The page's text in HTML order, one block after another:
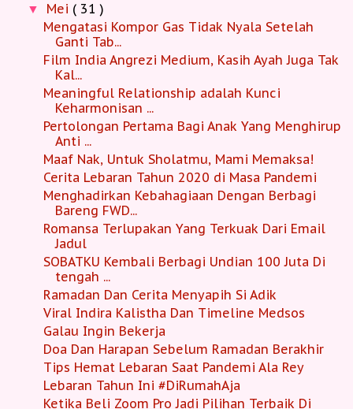
▼ Mei ( 31 )
Mengatasi Kompor Gas Tidak Nyala Setelah
Ganti Tab...
Film India Angrezi Medium, Kasih Ayah Juga Tak
Kal...
Meaningful Relationship adalah Kunci
Keharmonisan ...
Pertolongan Pertama Bagi Anak Yang Menghirup
Anti ...
Maaf Nak, Untuk Sholatmu, Mami Memaksa!
Cerita Lebaran Tahun 2020 di Masa Pandemi
Menghadirkan Kebahagiaan Dengan Berbagi
Bareng FWD...
Romansa Terlupakan Yang Terkuak Dari Email
Jadul
SOBATKU Kembali Berbagi Undian 100 Juta Di
tengah ...
Ramadan Dan Cerita Menyapih Si Adik
Viral Indira Kalistha Dan Timeline Medsos
Galau Ingin Bekerja
Doa Dan Harapan Sebelum Ramadan Berakhir
Tips Hemat Lebaran Saat Pandemi Ala Rey
Lebaran Tahun Ini #DiRumahAja
Ketika Beli Zoom Pro Jadi Pilihan Terbaik Di